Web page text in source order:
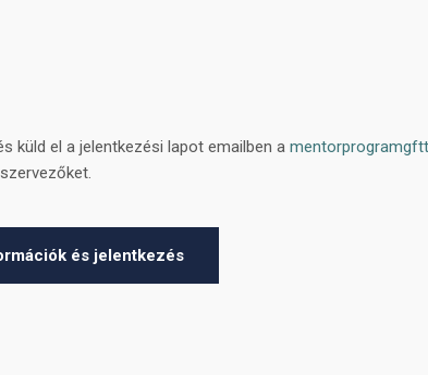
küld el a jelentkezési lapot emailben a
és jelentkezés